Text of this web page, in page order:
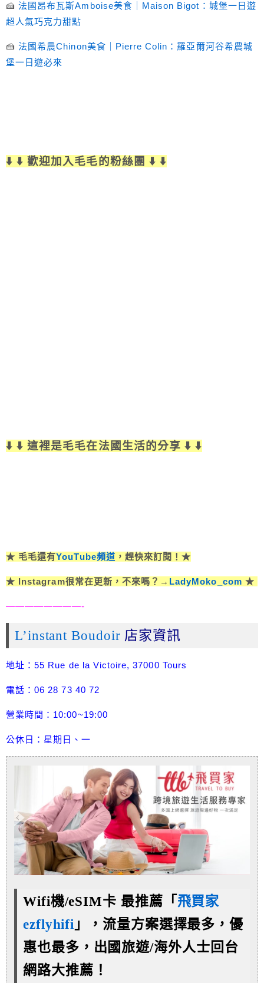
🍰法國 昂布瓦斯Amboise美食｜ Maison Bigot： 城堡一日遊
超人氣巧克力甜點
🍰法國希農Chinon美食｜Pierre Colin：羅亞爾河谷希農城
堡一日遊必來
⬇️ ⬇️ 歡迎加入毛毛的粉絲團 ⬇️ ⬇️
⬇️ ⬇️ 這裡是毛毛在法國生活的分享 ⬇️ ⬇️
★ 毛毛還有YouTube頻道 ，趕快來訂閱！★
★ Instagram很常在更新，不來嗎？→ LadyMoko_com ★
————————-
L’instant Boudoir 店家資訊
地址：55 Rue de la Victoire, 37000 Tours
電話：06 28 73 40 72
營業時間：10:00~19:00
公休日：星期日、一
Wifi機/eSIM卡 最推薦「 飛買家
ezflyhifi 」，流量方案選擇最多，優
惠也最多， 出國旅遊/海外人士回台
網路大推薦！